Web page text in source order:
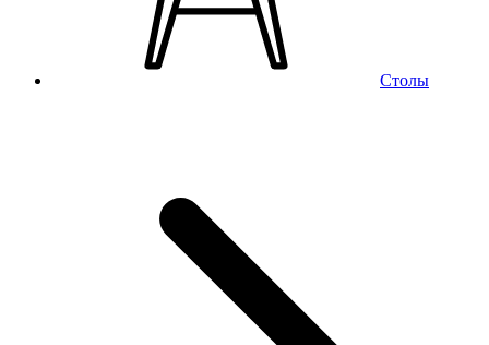
Столы